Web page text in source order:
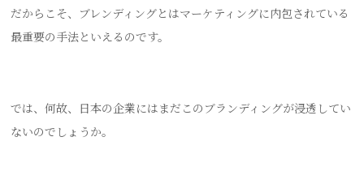
だからこそ、ブレンディングとはマーケティングに内包されている
最重要の手法といえるのです。
では、何故、日本の企業にはまだこのブランディングが浸透してい
ないのでしょうか。